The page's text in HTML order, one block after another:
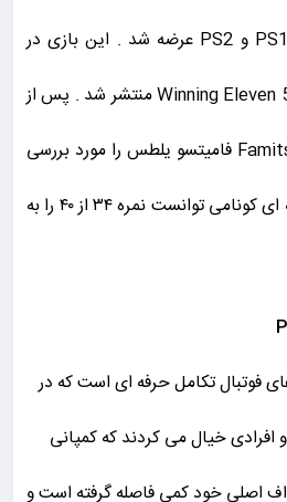
بود که در اکتبر ۲۰۰۱ برای PS1 و PS2 عرضه شد . این بازی در
ژاپن و شمال امریکا با نام Winning Eleven 5 منتشر شد . پس از
عرضه شدن بازی ، مجله Famitsu فامیتسو یلطس را مورد بررسی
قرار داد و اولین تجربه حرفه ای کونامی توانست نمره ۳۴ از ۴۰ را به
فوتبال تکامل حرفه ای است که در
شد و افرادی خیال می کردند که کمپانی
اصلی خود کمی فاصله گرفته است و